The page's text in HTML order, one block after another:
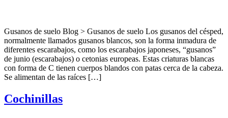
Gusanos de suelo Blog > Gusanos de suelo Los gusanos del césped,
normalmente llamados gusanos blancos, son la forma inmadura de
diferentes escarabajos, como los escarabajos japoneses, “gusanos”
de junio (escarabajos) o cetonias europeas. Estas criaturas blancas
con forma de C tienen cuerpos blandos con patas cerca de la cabeza.
Se alimentan de las raíces […]
Cochinillas